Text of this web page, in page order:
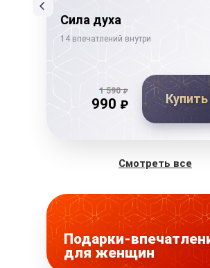
Сила духа
14 впечатлений внутри
1 590₽
990 ₽ Купить
Смотреть все
Подарки-
для женщин